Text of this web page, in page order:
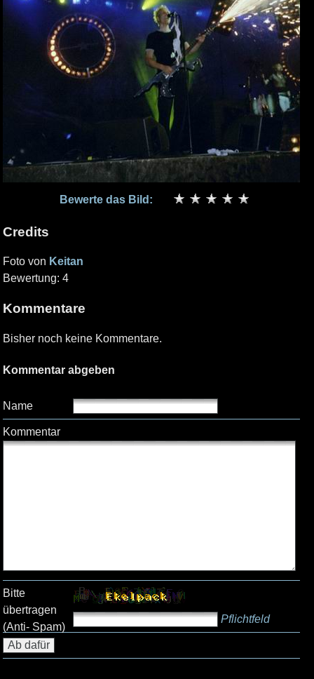
Bewerte das Bild:
Credits
Foto von Keitan
Bewertung: 4
Kommentare
Bisher noch keine Kommentare.
Kommentar abgeben
Name
Kommentar
Bitte
übertragen
(Anti- Spam)
Pflichtfeld